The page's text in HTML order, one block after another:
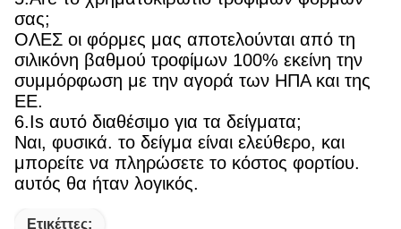
σας;
ΟΛΕΣ οι φόρμες μας αποτελούνται από τη
σιλικόνη βαθμού τροφίμων 100% εκείνη την
συμμόρφωση με την αγορά των ΗΠΑ και της
ΕΕ.
6.Is αυτό διαθέσιμο για τα δείγματα;
Ναι, φυσικά. το δείγμα είναι ελεύθερο, και
μπορείτε να πληρώσετε το κόστος φορτίου.
αυτός θα ήταν λογικός.
Ετικέττες: